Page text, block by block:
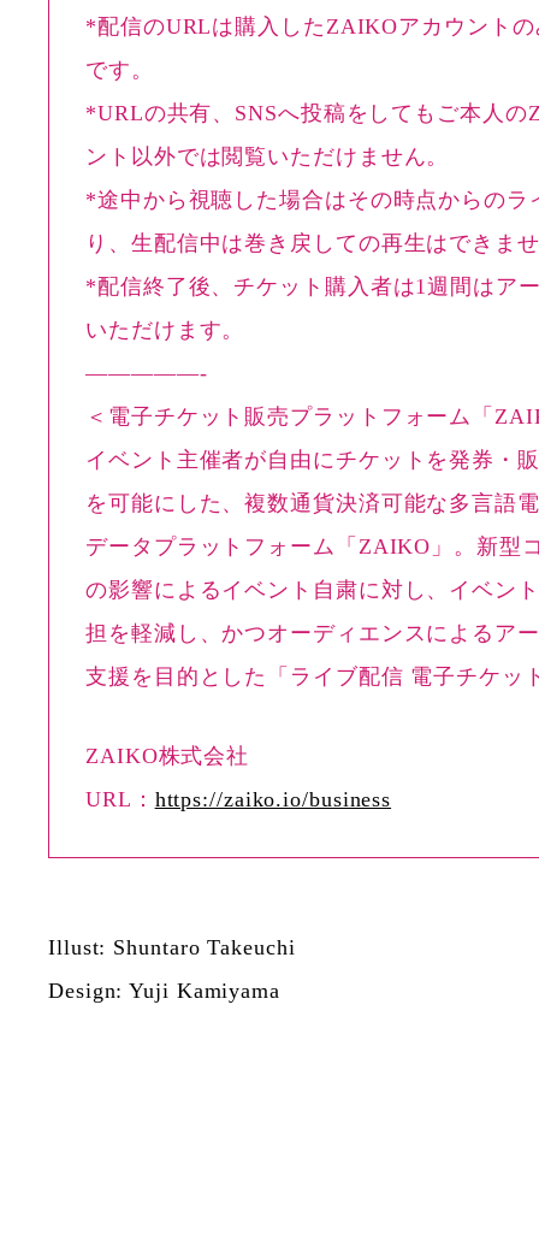
*配信のURLは購入したZAIKOアカウント
です。
*URLの共有、SNSへ投稿をしてもご本人の
ント以外では閲覧いただけません。
*途中から視聴した場合はその時点からのラ
り、生配信中は巻き戻しての再生はできま
*配信終了後、チケット購入者は1週間はア
いただけます。
—————-
＜電子チケット販売プラットフォーム「
イベント主催者が自由にチケットを発券・
を可能にした、複数通貨決済可能な多言語
データプラットフォーム「ZAIKO」。新型
の影響によるイベント自粛に対し、イベン
担を軽減し、かつオーディエンスによるア
支援を目的とした「ライブ配信 電子チケッ
ZAIKO株式会社
URL： https://zaiko.io/business
Illust: Shuntaro Takeuchi
Design: Yuji Kamiyama